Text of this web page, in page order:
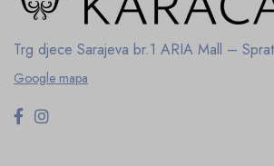
Trg djece Sarajeva br.1 ARIA Mall –
Google mapa